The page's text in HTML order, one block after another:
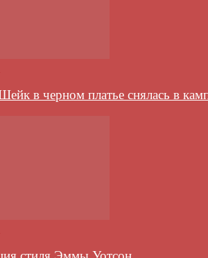
в черном платье снялась в